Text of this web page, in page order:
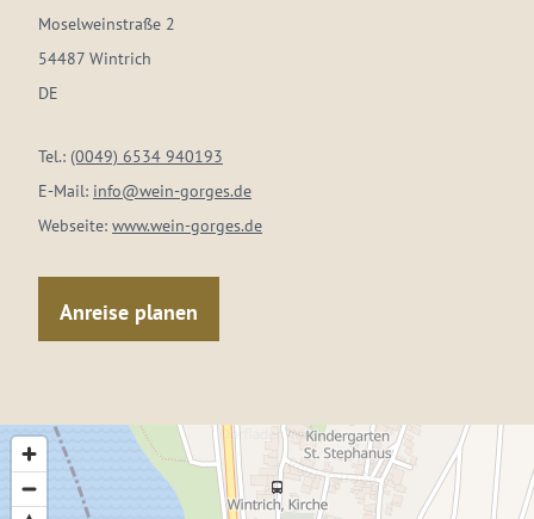
Moselweinstraße 2
54487 Wintrich
DE
Tel.: (0049) 6534 940193
E-Mail: info@wein-gorges.de
Webseite: www.wein-gorges.de
Anreise planen